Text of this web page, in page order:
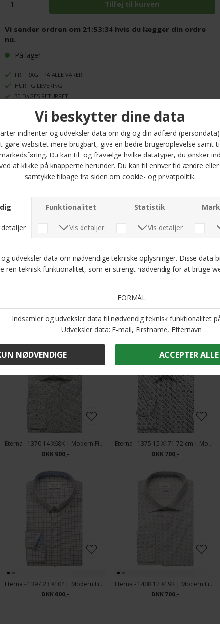
Vi sender ordren om 21:53:34 hvis du lægger din ordre
nu.
På lager
FRI FRAGT PÅ ALLE VARER
HURTIG LEVERING
30 DAGES RETURRET
Oplev den stilfulde Eterna skjorte, model 1094 19 X181 i en dyb marineblå
farve, der passer perfekt til enhver herregarderobe. Denne skjorte er
designet med et moderne fit, som giver en flatterende silhuet uden at være
for stram. Fremstillet af 100% bomuld, sikrer den en blød og behagelig
fornemmelse mod huden, samtidig med at den er åndbar og let.
Eterna er kendt for deres kvalitet og opmærksomhed på detaljer, og denne
skjorte er ingen undtagelse. Den har en praktisk brystlomme, der tilføjer et
strejf af funktionalitet til det stilfulde design. Uanset om du skal på arbejde,
kropstyper, hvilket gør den til en alsidig tilføjelse til din garderobe. Gå ikke
komfort, stil og funktionalitet. Gør dit look komplet med Eterna skjorten i
marineblå – din nye favorit til både hverdag og fest!
Optjen 5 procent rabat på alle din køb
Læs mere om Kundeklubben her.
Andre købte også
Eterna - 1370 14 X68K | Modern Fit Skjorte Blue
DKK 900,-
Eterna - 1375 15 X171 72 cm | Modern fit Skjorte Blue
DKK 700,-
Eterna - 1397 23 X104 | Modern Fit Skjorte Sand
DKK 600,-
Eterna - 1408 12 X19K | Modern Fit Skjorte Blue
DKK 700,-